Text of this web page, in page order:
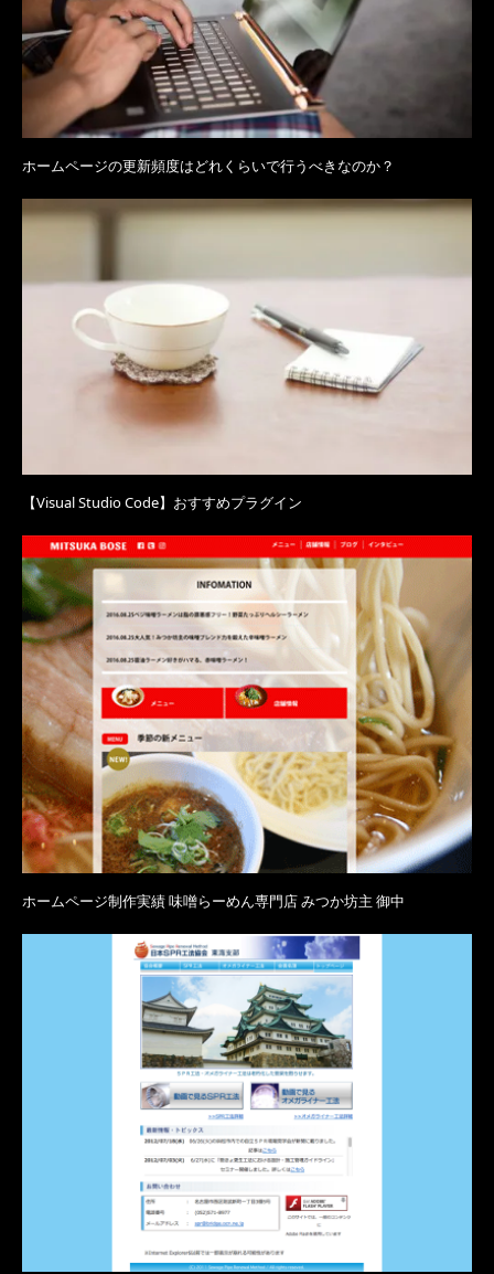
ホームページの更新頻度はどれくらいで行うべきなのか？
【Visual Studio Code】おすすめプラグイン
ホームページ制作実績 味噌らーめん専門店 みつか坊主 御中